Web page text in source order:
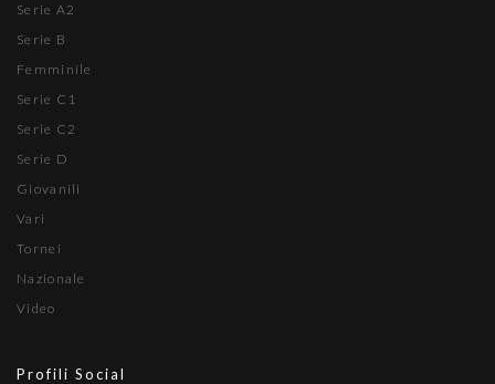
Serie A2
Serie B
Femminile
Serie C1
Serie C2
Serie D
Giovanili
Vari
Tornei
Nazionale
Video
Profili Social